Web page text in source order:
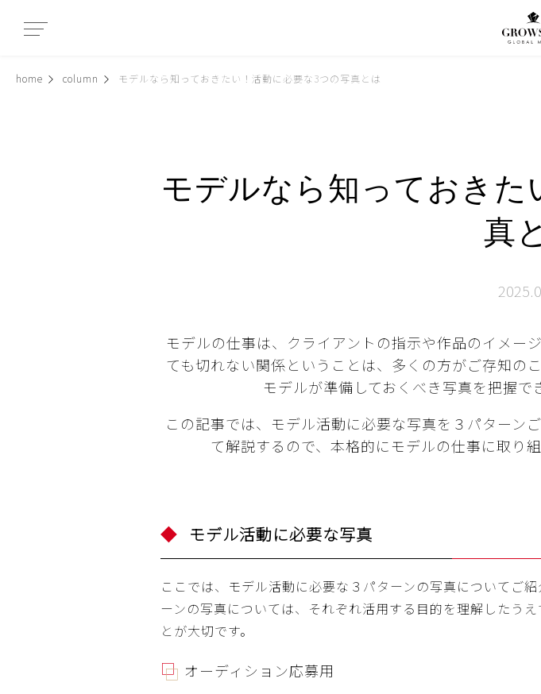
home column モデルなら知っておきたい！活動に必要な3つの写真とは
モデルなら知っておきた
真
モデルの仕事は、クライアントの指示や作品のイメー
ても切れない関係ということは、多くの方がご存知の
モデルが準備しておくべき写真を把握で
この記事では、モデル活動に必要な写真を３パターン
て解説するので、本格的にモデルの仕事に取り
モデル活動に必要な写真
ここでは、モデル活動に必要な３パターンの写真についてご
ーンの写真については、それぞれ活用する目的を理解したう
とが大切です。
オーディション応募用